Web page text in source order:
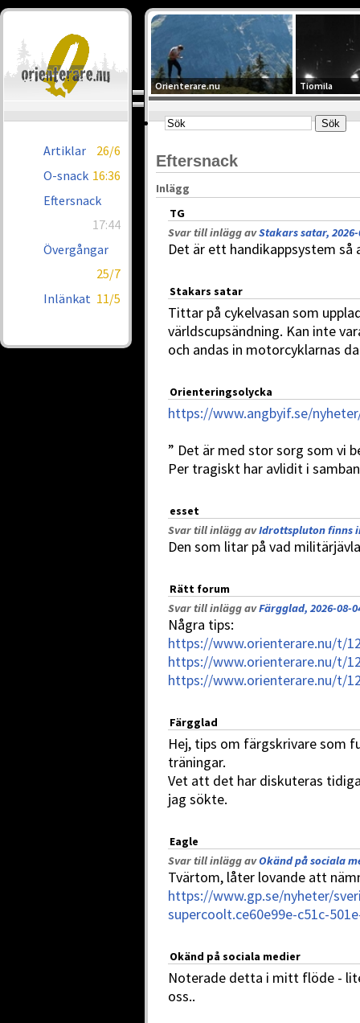
Artiklar
26/6
O-snack 16:36
Eftersnack
17:44
Övergångar
25/7
Inlänkat 11/5
Orienterare.nu Tiomila
Eftersnack
Inlägg
TG
Svar till inlägg avStakars satar, 2026-
Det är ett handikappsystem
Stakars satar
Tittar på cykelvasan som
världscupsändning. Kan inte
och andas in motorcyklarnas
Orienteringsolycka
https://www.angbyif.se/
” Det är med stor sorg som vi
Per tragiskt har avlidit i
esset
Svar till inlägg avIdrottspluton finns
Den som litar på vad
Rätt forum
Svar till inlägg avFärgglad, 2026-08-
Några tips:
https://www.orienterare.nu/t/
https://www.orienterare.nu/t/
https://www.orienterare.nu/t/
Färgglad
Hej, tips om färgskrivare som
träningar.
Vet att det har diskuteras
jag sökte.
Eagle
Svar till inlägg avOkänd på sociala
Tvärtom, låter lovande att
https://www.gp.se/nyheter/
supercoolt.ce60e99e-c51c-
Okänd på sociala medier
Noterade detta i mitt flöde -
oss..